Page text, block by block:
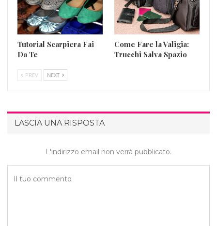
Tutorial Scarpiera Fai
Da Te
Come Fare la Valigia:
Trucchi Salva Spazio
PREV NEXT
LASCIA UNA RISPOSTA
L'indirizzo email non verrà pubblicato.